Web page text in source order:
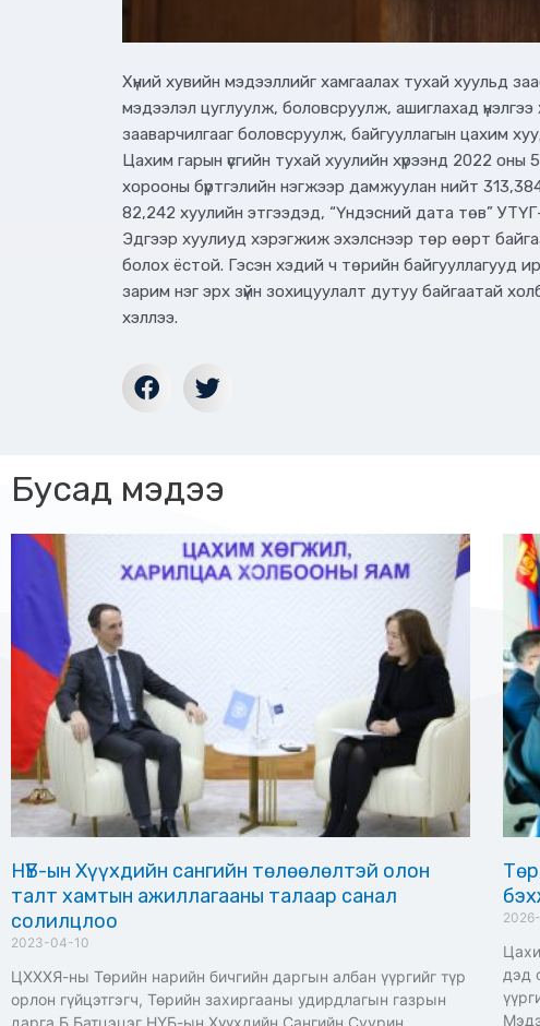
Хүний хувийн мэдээллийг хамгаалах тухай хуульд
мэдээлэл цуглуулж, боловсруулж, ашиглахад
зааварчилгааг боловсруулж, байгууллагын цахим
Цахим гарын үсгийн тухай хуулийн хүрээнд 2022 оны
хорооны бүртгэлийн нэгжээр дамжуулан нийт
82,242 хуулийн этгээдэд, “Үндэсний дата төв”
Эдгээр хуулиуд хэрэгжиж эхэлснээр төр өөрт
болох ёстой. Гэсэн хэдий ч төрийн байгууллагууд
зарим нэг эрх зүйн зохицуулалт дутуу байгаатай
хэллээ.
Бусад мэдээ
НҮБ-ын Хүүхдийн сангийн төлөөлөлтэй олон
талт хамтын ажиллагааны талаар санал
солилцлоо
2023-04-10
ЦХХХЯ-ны Төрийн нарийн бичгийн даргын албан үүргийг түр
орлон гүйцэтгэгч, Төрийн захиргааны удирдлагын газрын
дэд